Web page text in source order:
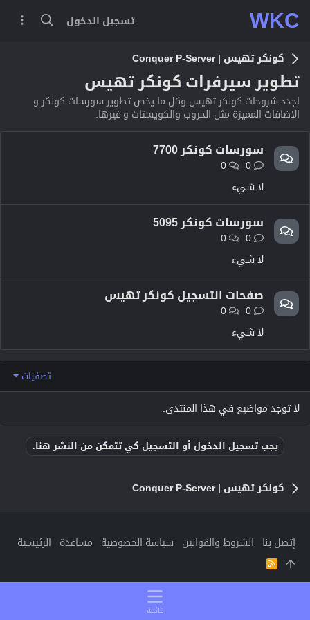
WKC تسجيل الدخول
كونكر تهيس | Conquer P-Server
تطوير سيرفرات كونكر تهيس
اجدد شروحات كونكر تهيس وكل ما يخص تطوير سورسات كونكر و
الاضافات المميزة مثل الحروب والكويستات و غيرها.
سورسات كونكر 7700
0
0
لا شيء
سورسات كونكر 5095
0
0
لا شيء
صفحات التسجيل كونكر تهيس
0
0
لا شيء
تصفيات
لا توجد مواضيع في هذا المنتدى.
يجب تسجيل الدخول أو التسجيل كي تتمكن من النشر هنا.
كونكر تهيس | Conquer P-Server
إتصل بنا الشروط والقوانين سياسة الخصوصية مساعدة الرئيسية
R
قائمة